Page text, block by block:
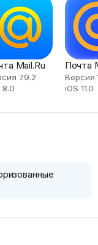
Mail.Ru
7.9.2
8.0
Почта
Версия
iOS 11.0